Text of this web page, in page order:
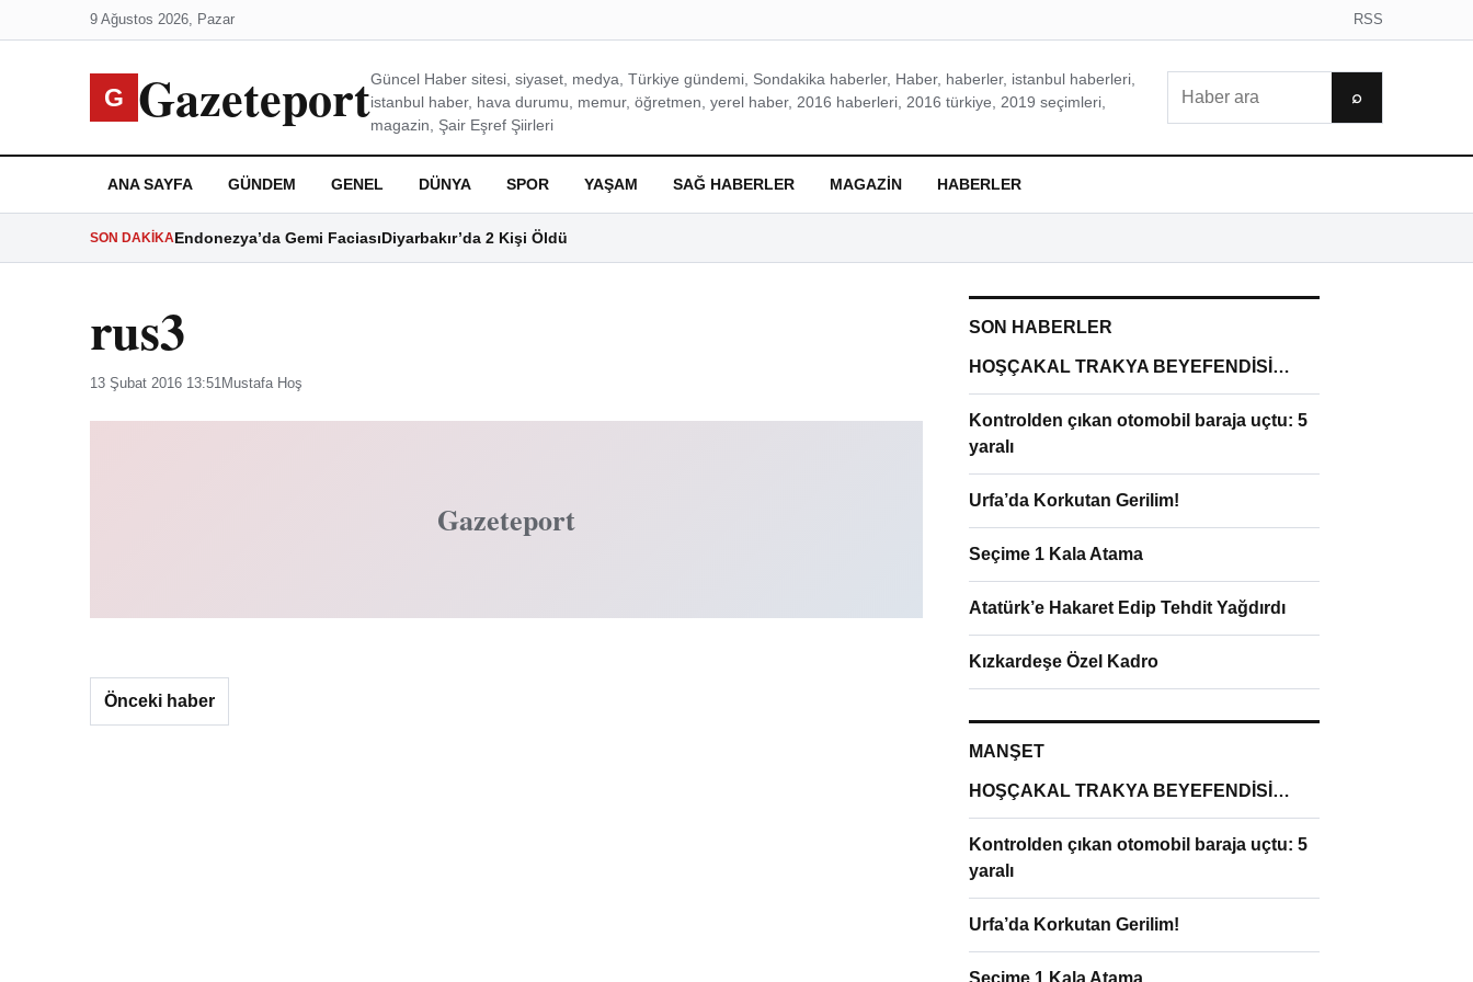
9 Ağustos 2026, Pazar RSS
G GazeteportGüncel Haber sitesi, siyaset, medya, Türkiye gündemi, Sondakika haberler, Haber, haberler, istanbul haberleri,
istanbul haber, hava durumu, memur, öğretmen, yerel haber, 2016 haberleri, 2016 türkiye, 2019 seçimleri,
magazin, Şair Eşref Şiirleri
⌕
ANA SAYFA GÜNDEM GENEL DÜNYA SPOR YAŞAM SAĞ HABERLER MAGAZIN HABERLER
SON DAKIKAEndonezya’da Gemi FaciasıDiyarbakır’da 2 Kişi Öldü
rus3
13 Şubat 2016 13:51Mustafa Hoş
Gazeteport
Önceki haber
SON HABERLER
HOŞÇAKAL TRAKYA BEYEFENDİSİ…
Kontrolden çıkan otomobil baraja uçtu: 5
yaralı
Urfa’da Korkutan Gerilim!
Seçime 1 Kala Atama
Atatürk’e Hakaret Edip Tehdit Yağdırdı
Kızkardeşe Özel Kadro
MANŞET
HOŞÇAKAL TRAKYA BEYEFENDİSİ…
Kontrolden çıkan otomobil baraja uçtu: 5
yaralı
Urfa’da Korkutan Gerilim!
Seçime 1 Kala Atama